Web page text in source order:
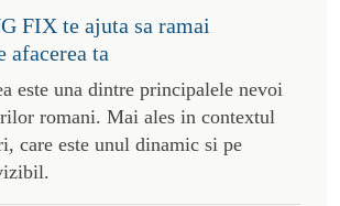
FIX te ajuta sa ramai
afacerea ta
este una dintre principalele nevoi
romani. Mai ales in contextul
care este unul dinamic si pe